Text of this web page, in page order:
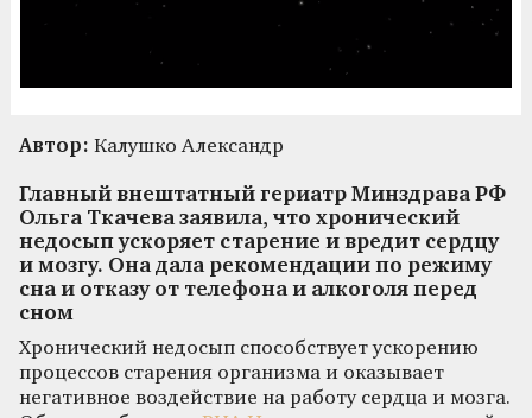
Автор: Калушко Александр
Главный внештатный гериатр Минздрава РФ
Ольга Ткачева заявила, что хронический
недосып ускоряет старение и вредит сердцу
и мозгу. Она дала рекомендации по режиму
сна и отказу от телефона и алкоголя перед
сном
Хронический недосып способствует ускорению
процессов старения организма и оказывает
негативное воздействие на работу сердца и мозга.